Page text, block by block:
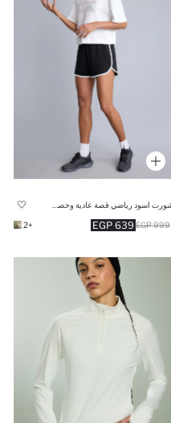
639 EGP 999 EGP
+2